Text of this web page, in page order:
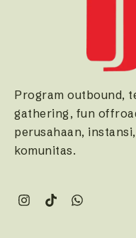
Program outbound,
gathering, fun
perusahaan,
komunitas.